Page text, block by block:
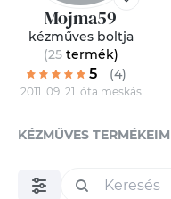
Mojma59
kézműves boltja
(25termék)
5 (4)
2011. 09. 21. óta meskás
KÉZMŰVES TERMÉKEIM